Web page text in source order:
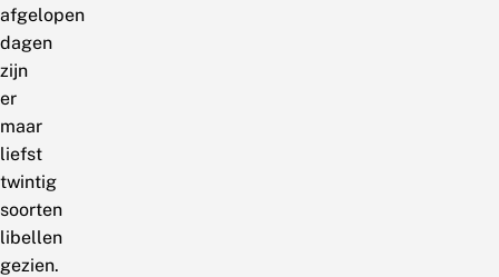
afgelopen
dagen
zijn
er
maar
liefst
twintig
soorten
libellen
gezien.